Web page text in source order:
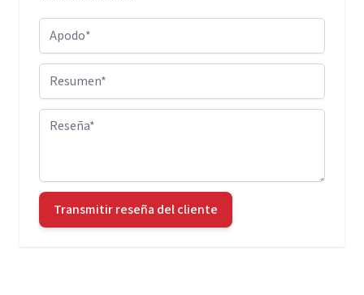
Apodo
Resumen
Reseña
Transmitir reseña del cliente